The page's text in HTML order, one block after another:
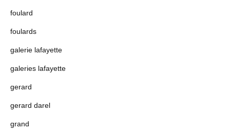
foulard
foulards
galerie lafayette
galeries lafayette
gerard
gerard darel
grand